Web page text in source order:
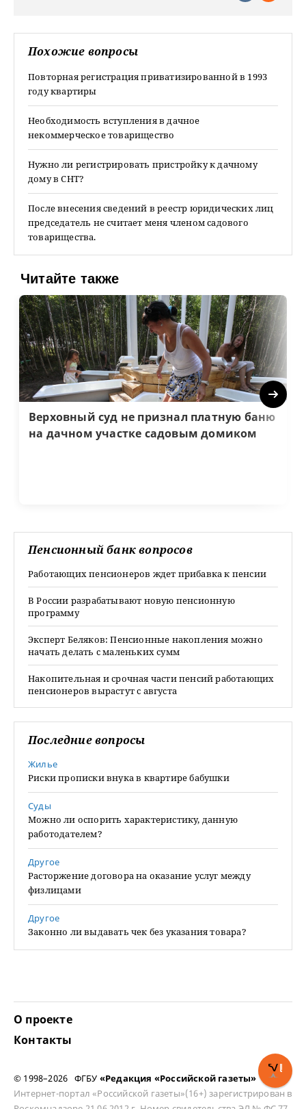
Похожие вопросы
Повторная регистрация приватизированной в 1993
году квартиры
Необходимость вступления в дачное
некоммерческое товарищество
Нужно ли регистрировать пристройку к дачному
дому в СНТ?
После внесения сведений в реестр юридических лиц
председатель не считает меня членом садового
товарищества.
Читайте также
Верховный суд не признал платную баню
на дачном участке садовым домиком
Next
Пенсионный банк вопросов
Работающих пенсионеров ждет прибавка к пенсии
В России разрабатывают новую пенсионную
программу
Эксперт Беляков: Пенсионные накопления можно
начать делать с маленьких сумм
Накопительная и срочная части пенсий работающих
пенсионеров вырастут с августа
Последние вопросы
Жилье
Риски прописки внука в квартире бабушки
Суды
Можно ли оспорить характеристику, данную
работодателем?
Другое
Расторжение договора на оказание услуг между
физлицами
Другое
Законно ли выдавать чек без указания товара?
О проекте
Контакты
© 1998–2026 ФГБУ «Редакция «Российской газеты»
Интернет-портал «Российской газеты»(16+) зарегистрирован в